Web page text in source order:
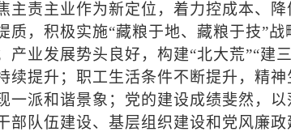
主责主业作为新定位，着力控成本、
质，积极实施“藏粮于地、藏粮于技”
产业发展势头良好，构建“北大荒”“建
续提升；职工生活条件不断提升，精
一派和谐景象；党的建设成绩斐然，
部队伍建设、基层组织建设和党风廉